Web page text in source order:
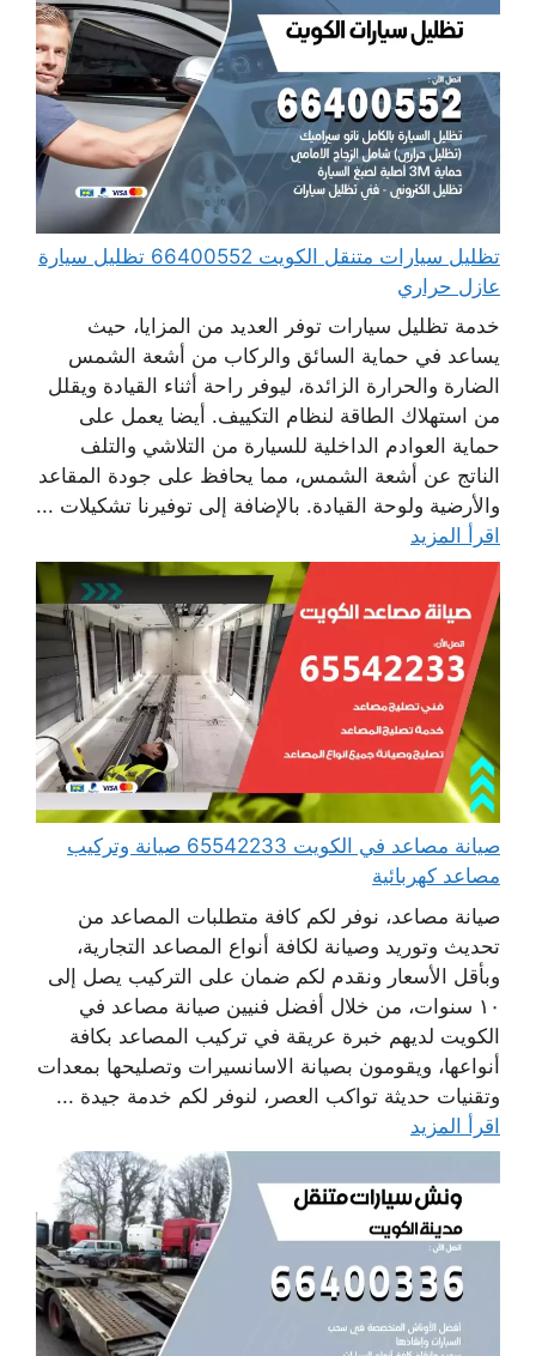
تظليل سيارات متنقل الكويت 66400552 تظليل سيارة
عازل حراري
خدمة تظليل سيارات توفر العديد من المزايا، حيث
يساعد في حماية السائق والركاب من أشعة الشمس
الضارة والحرارة الزائدة، ليوفر راحة أثناء القيادة ويقلل
من استهلاك الطاقة لنظام التكييف. أيضا يعمل على
حماية العوادم الداخلية للسيارة من التلاشي والتلف
الناتج عن أشعة الشمس، مما يحافظ على جودة المقاعد
والأرضية ولوحة القيادة. بالإضافة إلى توفيرنا تشكيلات ...
اقرأ المزيد
صيانة مصاعد في الكويت 65542233 صيانة وتركيب
مصاعد كهربائية
صيانة مصاعد، نوفر لكم كافة متطلبات المصاعد من
تحديث وتوريد وصيانة لكافة أنواع المصاعد التجارية،
وبأقل الأسعار ونقدم لكم ضمان على التركيب يصل إلى
١٠ سنوات، من خلال أفضل فنيين صيانة مصاعد في
الكويت لديهم خبرة عريقة في تركيب المصاعد بكافة
أنواعها، ويقومون بصيانة الاسانسيرات وتصليحها بمعدات
وتقنيات حديثة تواكب العصر، لنوفر لكم خدمة جيدة ...
اقرأ المزيد